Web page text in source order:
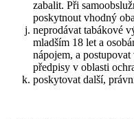
zabalit. Při
poskytnout vhodný
neprodávat tabákové
mladším 18 let a
nápojem, a
předpisy v oblasti
poskytovat další,